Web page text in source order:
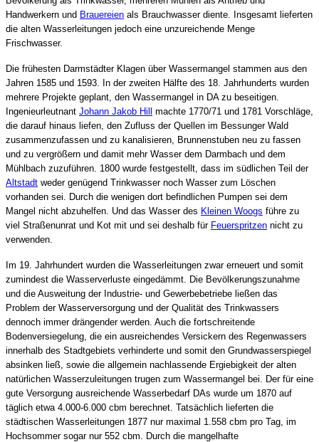
Handwerkern und Brauereien als Brauchwasser diente. Insgesamt lieferten
die alten Wasserleitungen jedoch eine unzureichende Menge
Frischwasser.
Die frühesten Darmstädter Klagen über Wassermangel stammen aus den
Jahren 1585 und 1593. In der zweiten Hälfte des 18. Jahrhunderts wurden
mehrere Projekte geplant, den Wassermangel in DA zu beseitigen.
Ingenieurleutnant Johann Jakob Hill machte 1770/71 und 1781 Vorschläge,
die darauf hinaus liefen, den Zufluss der Quellen im Bessunger Wald
zusammenzufassen und zu kanalisieren, Brunnenstuben neu zu fassen
und zu vergrößern und damit mehr Wasser dem Darmbach und dem
Mühlbach zuzuführen. 1800 wurde festgestellt, dass im südlichen Teil der
Altstadt weder genügend Trinkwasser noch Wasser zum Löschen
vorhanden sei. Durch die wenigen dort befindlichen Pumpen sei dem
Mangel nicht abzuhelfen. Und das Wasser des Kleinen Woogs führe zu
viel Straßenunrat und Kot mit und sei deshalb für Feuerspritzen nicht zu
verwenden.
Im 19. Jahrhundert wurden die Wasserleitungen zwar erneuert und somit
zumindest die Wasserverluste eingedämmt. Die Bevölkerungszunahme
und die Ausweitung der Industrie- und Gewerbebetriebe ließen das
Problem der Wasserversorgung und der Qualität des Trinkwassers
dennoch immer drängender werden. Auch die fortschreitende
Bodenversiegelung, die ein ausreichendes Versickern des Regenwassers
innerhalb des Stadtgebiets verhinderte und somit den Grundwasserspiegel
absinken ließ, sowie die allgemein nachlassende Ergiebigkeit der alten
natürlichen Wasserzuleitungen trugen zum Wassermangel bei. Der für eine
gute Versorgung ausreichende Wasserbedarf DAs wurde um 1870 auf
täglich etwa 4.000-6.000 cbm berechnet. Tatsächlich lieferten die
städtischen Wasserleitungen 1877 nur maximal 1.558 cbm pro Tag, im
Hochsommer sogar nur 552 cbm. Durch die mangelhafte